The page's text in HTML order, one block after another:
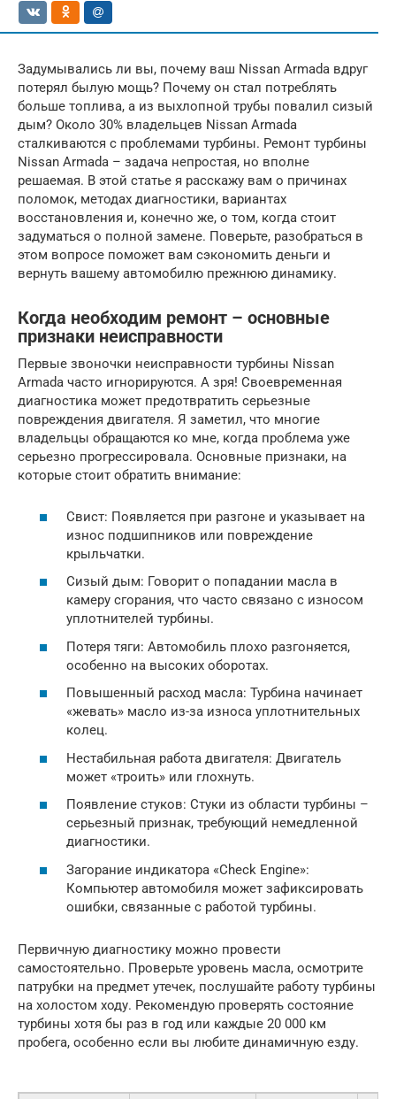
Задумывались ли вы, почему ваш Nissan Armada вдруг
потерял былую мощь? Почему он стал потреблять
больше топлива, а из выхлопной трубы повалил сизый
дым? Около 30% владельцев Nissan Armada
сталкиваются с проблемами турбины. Ремонт турбины
Nissan Armada – задача непростая, но вполне
решаемая. В этой статье я расскажу вам о причинах
поломок, методах диагностики, вариантах
восстановления и, конечно же, о том, когда стоит
задуматься о полной замене. Поверьте, разобраться в
этом вопросе поможет вам сэкономить деньги и
вернуть вашему автомобилю прежнюю динамику.
Когда необходим ремонт – основные
признаки неисправности
Первые звоночки неисправности турбины Nissan
Armada часто игнорируются. А зря! Своевременная
диагностика может предотвратить серьезные
повреждения двигателя. Я заметил, что многие
владельцы обращаются ко мне, когда проблема уже
серьезно прогрессировала. Основные признаки, на
которые стоит обратить внимание:
Свист: Появляется при разгоне и указывает на
износ подшипников или повреждение
крыльчатки.
Сизый дым: Говорит о попадании масла в
камеру сгорания, что часто связано с износом
уплотнителей турбины.
Потеря тяги: Автомобиль плохо разгоняется,
особенно на высоких оборотах.
Повышенный расход масла: Турбина начинает
«жевать» масло из-за износа уплотнительных
колец.
Нестабильная работа двигателя: Двигатель
может «троить» или глохнуть.
Появление стуков: Стуки из области турбины –
серьезный признак, требующий немедленной
диагностики.
Загорание индикатора «Check Engine»:
Компьютер автомобиля может зафиксировать
ошибки, связанные с работой турбины.
Первичную диагностику можно провести
самостоятельно. Проверьте уровень масла, осмотрите
патрубки на предмет утечек, послушайте работу турбины
на холостом ходу. Рекомендую проверять состояние
турбины хотя бы раз в год или каждые 20 000 км
пробега, особенно если вы любите динамичную езду.